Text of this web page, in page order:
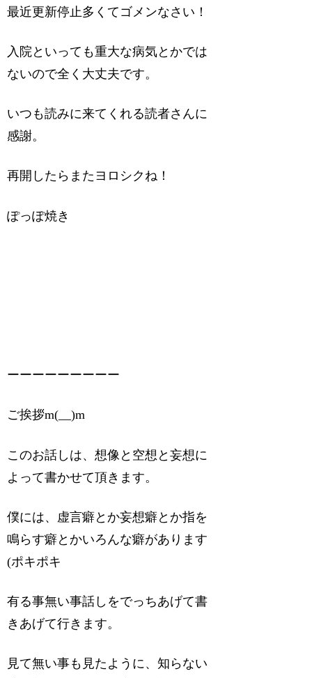
最近更新停止多くてゴメンなさい！
入院といっても重大な病気とかでは
ないので全く大丈夫です。
いつも読みに来てくれる読者さんに
感謝。
再開したらまたヨロシクね！
ぽっぽ焼き
ーーーーーーーーー
ご挨拶m(__)m
このお話しは、想像と空想と妄想に
よって書かせて頂きます。
僕には、虚言癖とか妄想癖とか指を
鳴らす癖とかいろんな癖があります
(ポキポキ
有る事無い事話しをでっちあげて書
きあげて行きます。
見て無い事も見たように、知らない